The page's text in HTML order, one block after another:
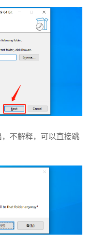
不解释，可以直接跳